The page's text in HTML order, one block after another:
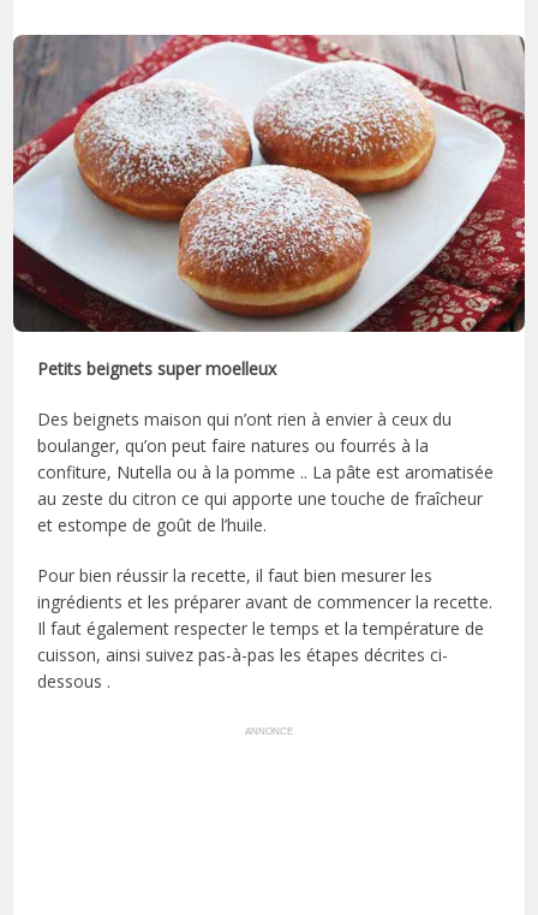
Petits beignets super moelleux
Des beignets maison qui n’ont rien à envier à ceux du
boulanger, qu’on peut faire natures ou fourrés à la
confiture, Nutella ou à la pomme .. La pâte est aromatisée
au zeste du citron ce qui apporte une touche de fraîcheur
et estompe de goût de l’huile.
Pour bien réussir la recette, il faut bien mesurer les
ingrédients et les préparer avant de commencer la recette.
Il faut également respecter le temps et la température de
cuisson, ainsi suivez pas-à-pas les étapes décrites ci-
dessous .
ANNONCE